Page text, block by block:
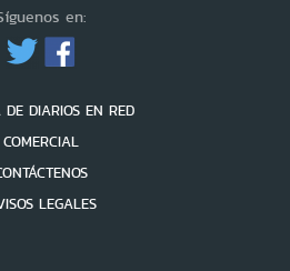
en:
DE DIARIOS EN RED
COMERCIAL
LEGALES